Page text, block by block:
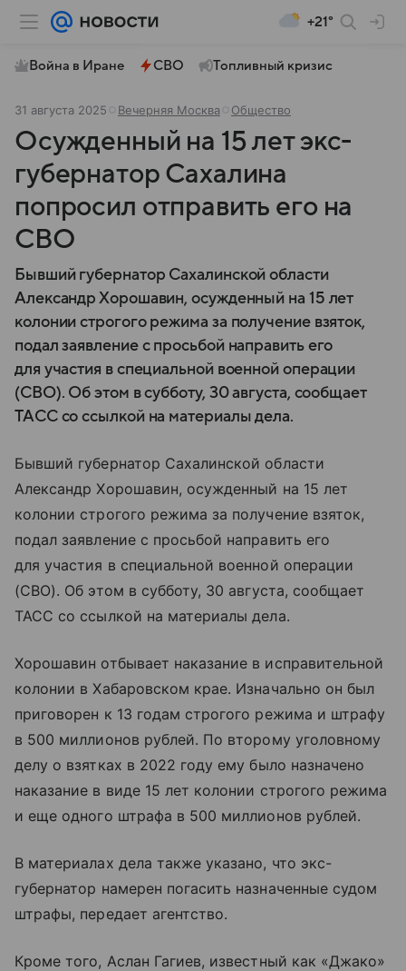
+21°
Война в Иране СВО Топливный кризис
31 августа 2025 Вечерняя Москва Общество
Осужденный на 15 лет экс-
губернатор Сахалина
попросил отправить его на
СВО
Бывший губернатор Сахалинской области
Александр Хорошавин, осужденный на 15 лет
колонии строгого режима за получение взяток,
подал заявление с просьбой направить его
для участия в специальной военной операции
(СВО). Об этом в субботу, 30 августа, сообщает
ТАСС со ссылкой на материалы дела.
Бывший губернатор Сахалинской области
Александр Хорошавин, осужденный на 15 лет
колонии строгого режима за получение взяток,
подал заявление с просьбой направить его
для участия в специальной военной операции
(СВО). Об этом в субботу, 30 августа, сообщает
ТАСС со ссылкой на материалы дела.
Хорошавин отбывает наказание в исправительной
колонии в Хабаровском крае. Изначально он был
приговорен к 13 годам строгого режима и штрафу
в 500 миллионов рублей. По второму уголовному
делу о взятках в 2022 году ему было назначено
наказание в виде 15 лет колонии строгого режима
и еще одного штрафа в 500 миллионов рублей.
В материалах дела также указано, что экс-
губернатор намерен погасить назначенные судом
штрафы, передает агентство.
Кроме того, Аслан Гагиев, известный как «Джако»